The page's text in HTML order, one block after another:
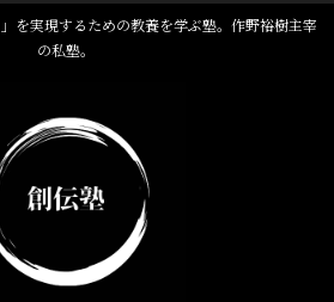
を実現するための教養を学ぶ塾。作野裕樹主宰
の私塾。